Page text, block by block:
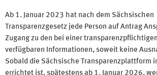
Ab 1. Januar 2023 hat nach dem Sächsischen
Transparenzgesetz jede Person auf Antrag
Zugang zu den bei einer
verfügbaren Informationen, soweit keine
Sobald die Sächsische Transparenzplattform
errichtet ist, spätestens ab 1. Januar 2026,